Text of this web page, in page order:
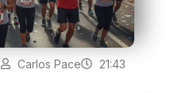
Carlos Pace 21:43